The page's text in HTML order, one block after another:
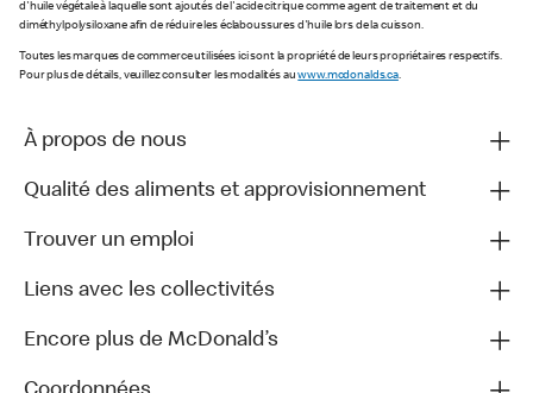
d'huile végétale à laquelle sont ajoutés de l'acide citrique comme agent de traitement et du
diméthylpolysiloxane afin de réduire les éclaboussures d'huile lors de la cuisson.
Toutes les marques de commerce utilisées ici sont la propriété de leurs propriétaires respectifs.
Pour plus de détails, veuillez consulter les modalités auwww.mcdonalds.ca.
À propos de nous
Qualité des aliments et approvisionnement
Trouver un emploi
Liens avec les collectivités
Encore plus de McDonald’s